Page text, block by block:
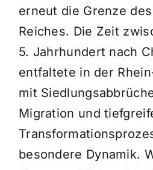
erneut die Grenze
Reiches. Die Zeit
5. Jahrhundert nach
entfaltete in der
mit
Migration und
besondere Dynamik.